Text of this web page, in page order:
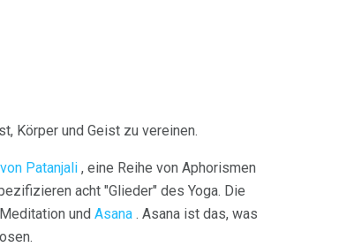
Körper und Geist zu vereinen.
Patanjali , eine Reihe von Aphorismen
acht "Glieder" des Yoga. Die
und Asana . Asana ist das, was